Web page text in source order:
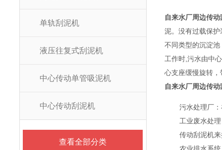
单轨刮泥机
液压往复式刮泥机
中心传动单管吸泥机
中心传动刮泥机
查看全部分类
自来水厂周边传动
泥。没有过载保
不同类型的沉淀
工作时,污水由中
心支座缓慢旋转
自来水厂周边传动
污水处理厂
工业废水处
传动刮泥机